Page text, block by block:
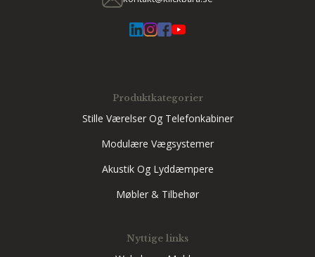
Produktkategorier
Stille Værelser Og Telefonkabiner
Modulære Vægsystemer
Akustik Og Lyddæmpere
Møbler & Tilbehør
Nyttige links